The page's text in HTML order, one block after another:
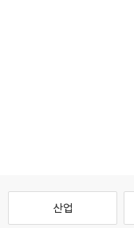
산업